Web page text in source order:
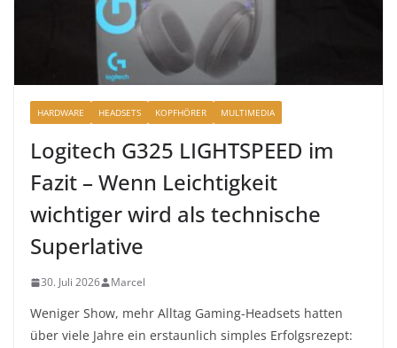
HARDWARE HEADSETS KOPFHÖRER MULTIMEDIA
Logitech G325 LIGHTSPEED im
Fazit – Wenn Leichtigkeit
wichtiger wird als technische
Superlative
30. Juli 2026 Marcel
Weniger Show, mehr Alltag Gaming-Headsets hatten
über viele Jahre ein erstaunlich simples Erfolgsrezept: